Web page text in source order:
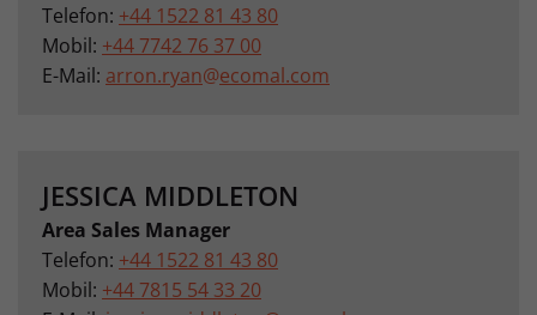
Telefon: +44 1522 81 43 80
Mobil: +44 7742 76 37 00
E-Mail: arron.ryan@ecomal.com
JESSICA MIDDLETON
Area Sales Manager
Telefon: +44 1522 81 43 80
Mobil: +44 7815 54 33 20